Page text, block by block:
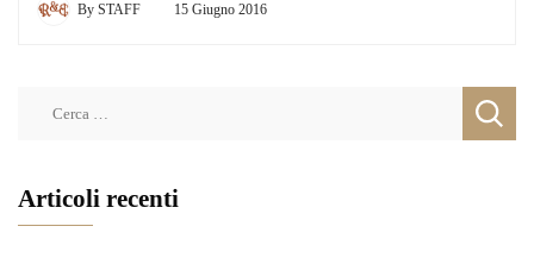
By STAFF 15 Giugno 2016
Articoli recenti